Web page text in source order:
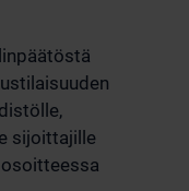
sijoittajille
osoitteessa